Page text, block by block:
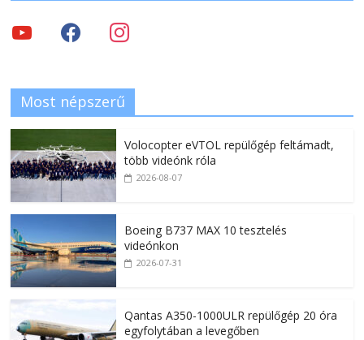
Most népszerű
Volocopter eVTOL repülőgép feltámadt,
több videónk róla
2026-08-07
Boeing B737 MAX 10 tesztelés
videónkon
2026-07-31
Qantas A350-1000ULR repülőgép 20 óra
egyfolytában a levegőben